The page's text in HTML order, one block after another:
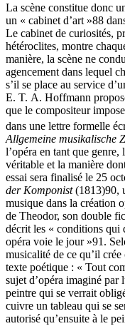
La scène constitue donc
un « cabinet d’art »88
Le cabinet de curiosités,
hétéroclites, montre
manière, la scène ne
agencement dans lequel
s’il se place au service
E. T. A. Hoffmann
que le compositeur
dans une lettre formelle
Allgemeine musikalische
l’opéra en tant que
véritable et la manière
essai sera finalisé le 25
der Komponist(1813)90,
musique dans la création
de Theodor, son double
décrit les « conditions qui
opéra voie le jour »91 .
musicalité de ce qu’il
texte poétique : « Tout
sujet d’opéra imaginé
peintre qui se verrait
cuivre un tableau qui se
autorisé qu’ensuite à le